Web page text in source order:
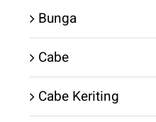
Bunga
Cabe
Cabe Keriting